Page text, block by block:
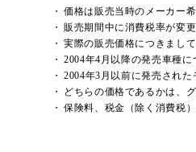
価格は販売当時のメーカー
販売期間中に消費税率が変
実際の販売価格につきまし
2004年4月以降の発売車種
2004年3月以前に発売され
どちらの価格であるかは、
保険料、税金（除く消費税